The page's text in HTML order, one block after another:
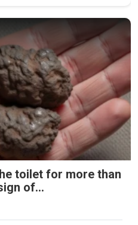
toilet for more than
of...